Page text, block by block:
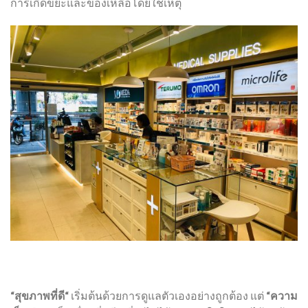
การเกิดขยะและของเหลือโดยใช่เหตุ
“สุขภาพที่ดี“ เริ่มต้นด้วยการดูแลตัวเองอย่างถูกต้อง แต่ “ความ